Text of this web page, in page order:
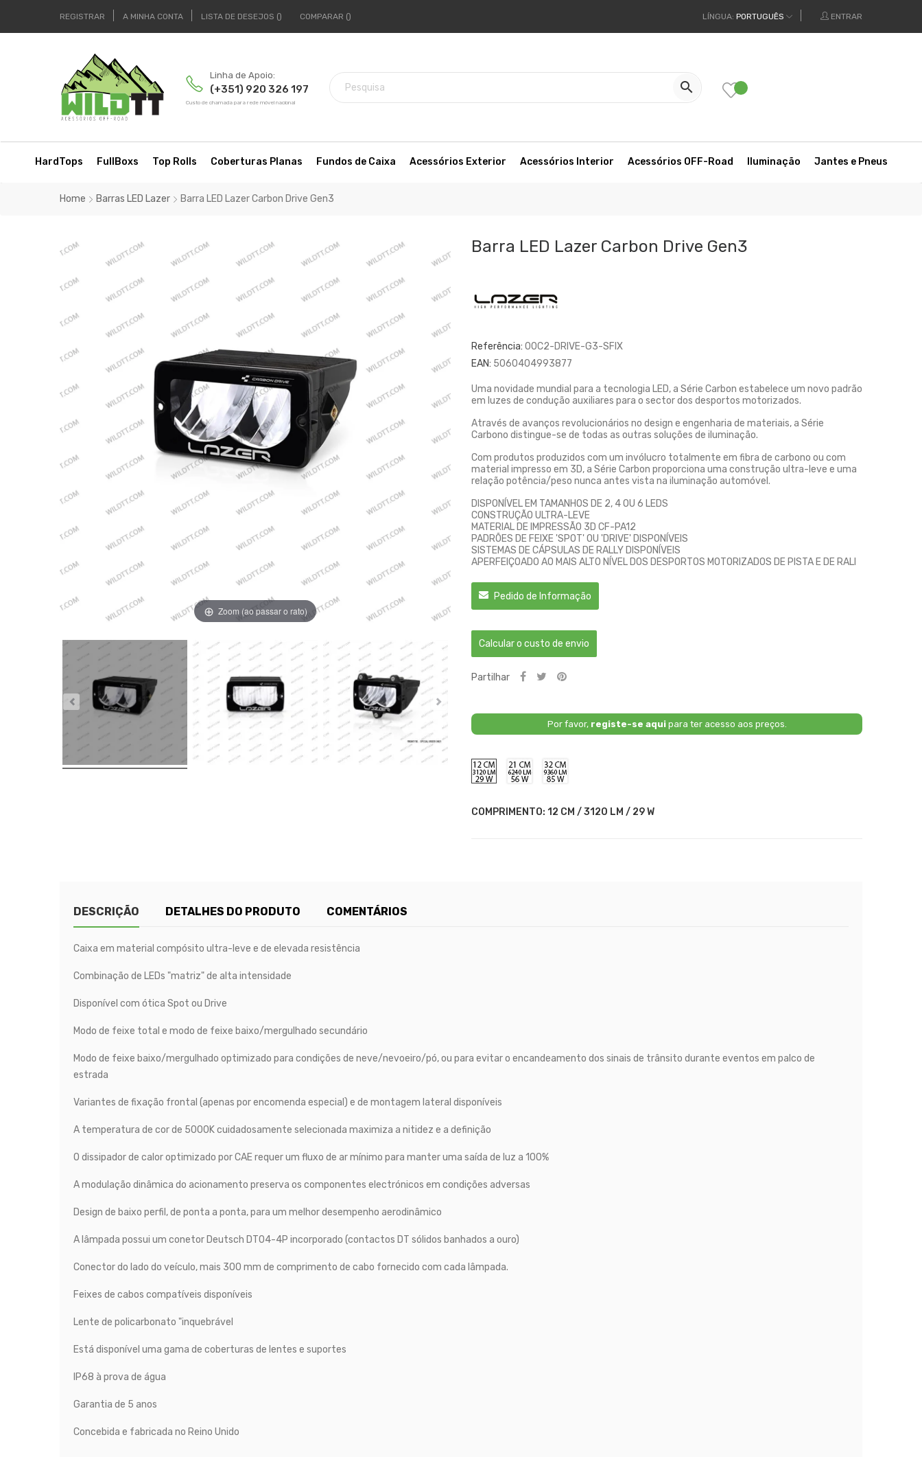
REGISTRAR A MINHA CONTA LISTA DE DESEJOS COMPARAR LÍNGUA: PORTUGUÊS ENTRAR
Linha de Apoio:
(+351) 920 326 197
Custo de chamada para rede móvel nacional

HardTops FullBoxs Top Rolls Coberturas Planas Fundos de Caixa Acessórios Exterior Acessórios Interior Acessórios OFF-Road Iluminação Jantes e Pneus
Home Barras LED Lazer Barra LED Lazer Carbon Drive Gen3
Zoom (ao passar o rato)
Barra LED Lazer Carbon Drive Gen3
Referência: 00C2-DRIVE-G3-SFIX
EAN: 5060404993877
Uma novidade mundial para a tecnologia LED, a Série Carbon estabelece um novo padrão
em luzes de condução auxiliares para o sector dos desportos motorizados.
Através de avanços revolucionários no design e engenharia de materiais, a Série
Carbono distingue-se de todas as outras soluções de iluminação.
Com produtos produzidos com um invólucro totalmente em fibra de carbono ou com
material impresso em 3D, a Série Carbon proporciona uma construção ultra-leve e uma
relação potência/peso nunca antes vista na iluminação automóvel.
DISPONÍVEL EM TAMANHOS DE 2, 4 OU 6 LEDS
CONSTRUÇÃO ULTRA-LEVE
MATERIAL DE IMPRESSÃO 3D CF-PA12
PADRÕES DE FEIXE 'SPOT' OU 'DRIVE' DISPONÍVEIS
SISTEMAS DE CÁPSULAS DE RALLY DISPONÍVEIS
APERFEIÇOADO AO MAIS ALTO NÍVEL DOS DESPORTOS MOTORIZADOS DE PISTA E DE RALI
Pedido de Informação
Calcular o custo de envio
Partilhar
Por favor, registe-se aquipara ter acesso aos preços.
COMPRIMENTO: 12 CM / 3120 LM / 29 W
CM
LM
CM
LM
LM
DESCRIÇÃO DETALHES DO PRODUTO COMENTÁRIOS
Caixa em material compósito ultra-leve e de elevada resistência
Combinação de LEDs "matriz" de alta intensidade
Disponível com ótica Spot ou Drive
Modo de feixe total e modo de feixe baixo/mergulhado secundário
Modo de feixe baixo/mergulhado optimizado para condições de neve/nevoeiro/pó, ou para evitar o encandeamento dos sinais de trânsito durante eventos em palco de
estrada
Variantes de fixação frontal (apenas por encomenda especial) e de montagem lateral disponíveis
A temperatura de cor de 5000K cuidadosamente selecionada maximiza a nitidez e a definição
O dissipador de calor optimizado por CAE requer um fluxo de ar mínimo para manter uma saída de luz a 100%
A modulação dinâmica do acionamento preserva os componentes electrónicos em condições adversas
Design de baixo perfil, de ponta a ponta, para um melhor desempenho aerodinâmico
A lâmpada possui um conetor Deutsch DT04-4P incorporado (contactos DT sólidos banhados a ouro)
Conector do lado do veículo, mais 300 mm de comprimento de cabo fornecido com cada lâmpada.
Feixes de cabos compatíveis disponíveis
Lente de policarbonato "inquebrável
Está disponível uma gama de coberturas de lentes e suportes
IP68 à prova de água
Garantia de 5 anos
Concebida e fabricada no Reino Unido